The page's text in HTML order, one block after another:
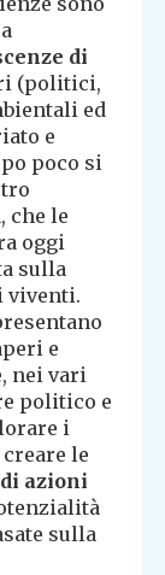
di
(politici,
ed
e
poco si
che le
oggi
sulla
viventi.
e
nei vari
politico e
i
le
azioni
sulla